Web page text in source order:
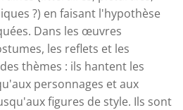
?) en faisant l'hypothèse
Dans les œuvres
les reflets et les
thèmes : ils hantent les
personnages et aux
figures de style. Ils sont